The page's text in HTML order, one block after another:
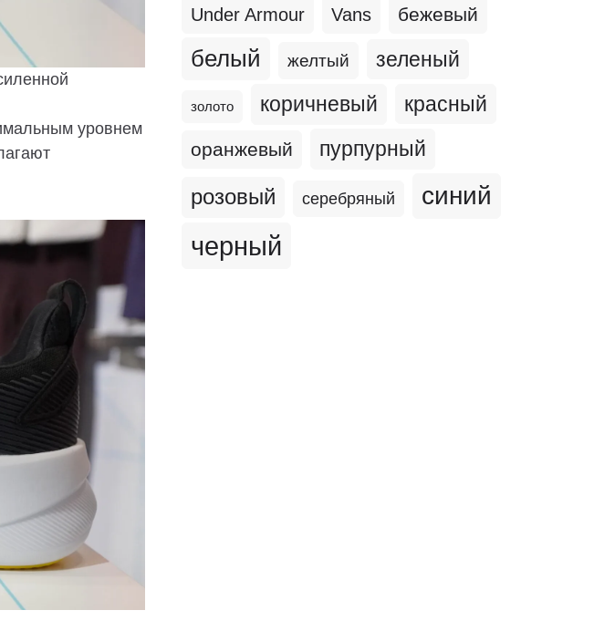
уровнем
Under Armour Vans бежевый
белый желтый зеленый
золото коричневый красный
оранжевый пурпурный
розовый серебряный синий
черный